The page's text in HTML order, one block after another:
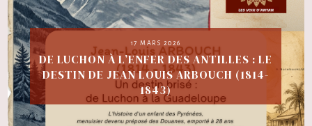
17 MARS 2026
DE LUCHON À L’ENFER DES ANTILLES : LE
DESTIN DE JEAN LOUIS ARBOUCH (1814-
1843)